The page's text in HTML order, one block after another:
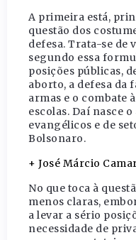
A primeira está,
questão dos
defesa. Trata-se de
segundo essa
posições públicas,
aborto, a defesa da
armas e o combate
escolas. Daí nasce
evangélicos e de
Bolsonaro.
+ José Márcio
No que toca à
menos claras,
a levar a sério
necessidade de